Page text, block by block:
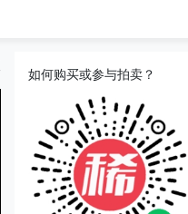
如何购买或参与拍卖？